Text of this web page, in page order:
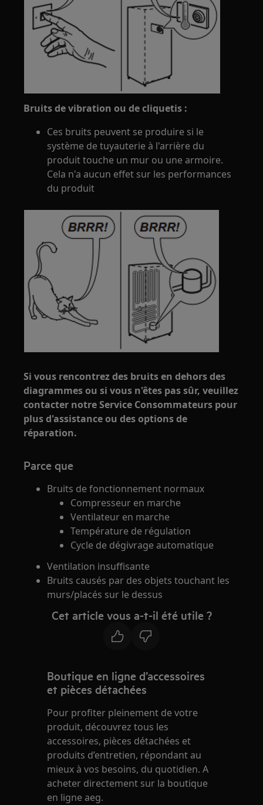
Bruits de vibration ou de cliquetis :
Ces bruits peuvent se produire si le
système de tuyauterie à l'arrière du
produit touche un mur ou une armoire.
Cela n'a aucun effet sur les performances
du produit
Si vous rencontrez des bruits en dehors des
diagrammes ou si vous n'êtes pas sûr, veuillez
contacter notre Service Consommateurs pour
plus d'assistance ou des options de
réparation.
Parce que
Bruits de fonctionnement normaux
Compresseur en marche
Ventilateur en marche
Température de régulation
Cycle de dégivrage automatique
Ventilation insuffisante
Bruits causés par des objets touchant les
murs/placés sur le dessus
Cet article vous a-t-il été utile ?
Boutique en ligne d’accessoires
et pièces détachées
Pour profiter pleinement de votre
produit, découvrez tous les
accessoires, pièces détachées et
produits d’entretien, répondant au
mieux à vos besoins, du quotidien. A
acheter directement sur la boutique
en ligne aeg.